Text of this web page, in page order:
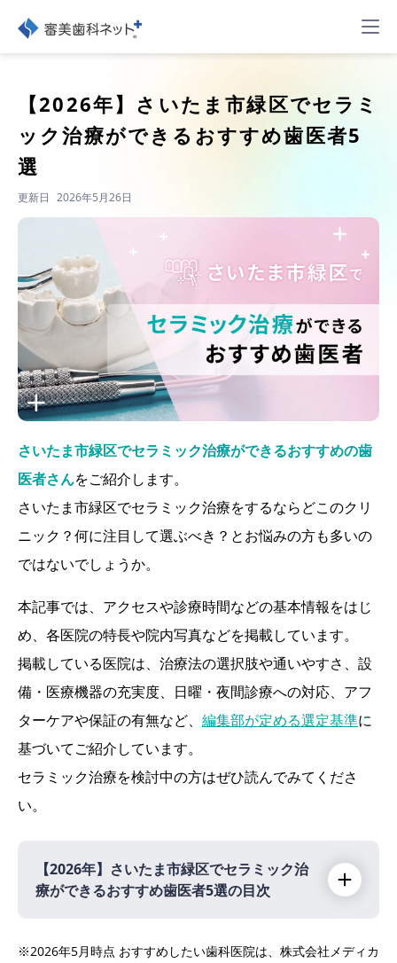
【2026年】 さいたま市緑区でセラミ
ック治療ができるおすすめ歯医者5
選
更新日 2026年5月26日
さいたま市緑区でセラミック治療ができるおすすめの歯
医者さんをご紹介します。
さいたま市緑区でセラミック治療をするならどこのクリ
ニック？何に注目して選ぶべき？とお悩みの方も多いの
ではないでしょうか。
本記事では、アクセスや診療時間などの基本情報をはじ
め、各医院の特長や院内写真などを掲載しています。
掲載している医院は、治療法の選択肢や通いやすさ、設
備・医療機器の充実度、日曜・夜間診療への対応、アフ
ターケアや保証の有無など、 編集部が定める選定基準に
基づいてご紹介しています。
セラミック治療を検討中の方はぜひ読んでみてくださ
い。
【2026年】 さいたま市緑区でセラミック治
療ができるおすすめ歯医者5選の目次
※2026年5月時点 おすすめしたい歯科医院は、株式会社メディカ